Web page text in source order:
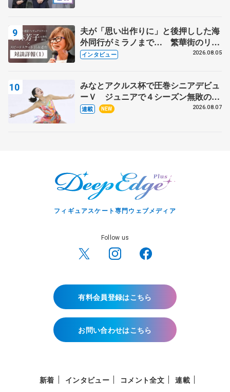
夫が「思い出作りに」と後押しした海
外同行がミラノまで… 繁華街のリン
クでは不良のお兄さんも味方に 小林
インタビュー 2026.08.05
みなとアクルス杯で圧巻シニアデビュ
ーＶ ジュニアで４シーズン無敗の島
田麻央
連載 NEW 2026.08.07
フィギュアスケート専門ウェブメディア
Follow us
有料会員登録はこちら
お問い合わせはこちら
新着 インタビュー コメント全文
連載